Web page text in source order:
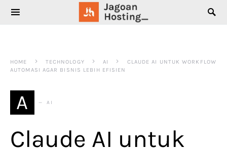
SEARCH FOR:
HOME TECHNOLOGY AI
CLAUDE AI UNTUK WORKFLOW
AUTOMASI AGAR BISNIS LEBIH EFISIEN
A AI
Claude AI untuk